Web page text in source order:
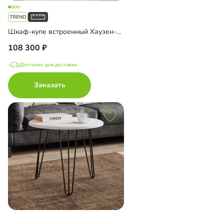
Шкаф-купе встроенный Хаузен-2-3
108 300
Доступно для доставки
Заказать